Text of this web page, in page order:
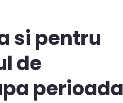
si pentru
de
perioada